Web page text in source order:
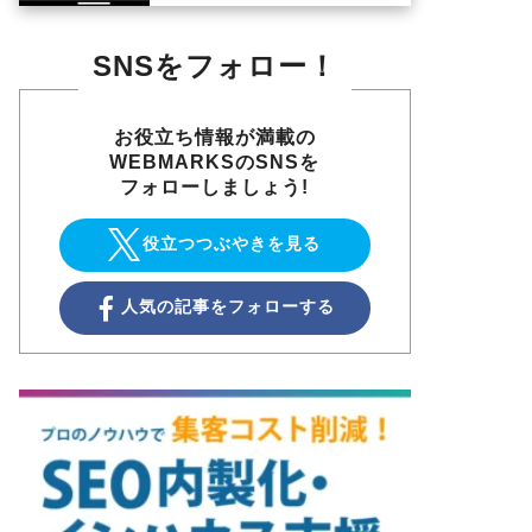
SNSをフォロー！
お役立ち情報が満載の
WEBMARKSのSNSを
フォローしましょう!
役立つつぶやきを見る
人気の記事をフォローする